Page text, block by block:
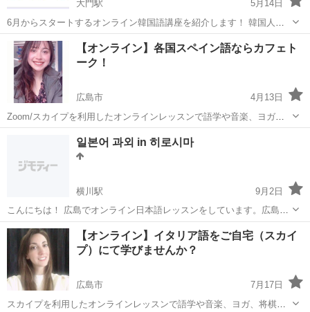
大門駅
5月14日
6月からスタートするオンライン韓国語講座を紹介します！ 韓国人講
師により、テキストを使用して、週1回、1時間の授業行います。 毎日
の聞き取り、発音訓練を通して韓国語力アップ！歌やスピーチ練習も
ありますよ！(授...
広島 広島市 韓国語
【オンライン】各国スペイン語ならカフェト
ーク！
広島市
4月13日
Zoom/スカイプを利用したオンラインレッスンで語学や音楽、ヨガ、
将棋などさまざまなカテゴリーのレッスンが世界のどこにいても受講
できる「カフェトーク」です。 スペイン語に興味がある方、しっかり
勉強したい方、生活で必要な...
スペイン語 オンライン
일본어 과외 in 히로시마
横川駅
9月2日
こんにちは！ 広島でオンライン日本語レッスンをしています。広島市
内であれば、オフラインでの対面レッスンも可能です。 初級、中級文
法、会話練習、フリートーキング等 最初は無料の体験レッスン（自己
紹介、レベルチェック）を設けてお...
広島 広島市 横川駅 日本語 email
【オンライン】イタリア語をご自宅（スカイ
プ）にて学びませんか？
広島市
7月17日
スカイプを利用したオンラインレッスンで語学や音楽、ヨガ、将棋な